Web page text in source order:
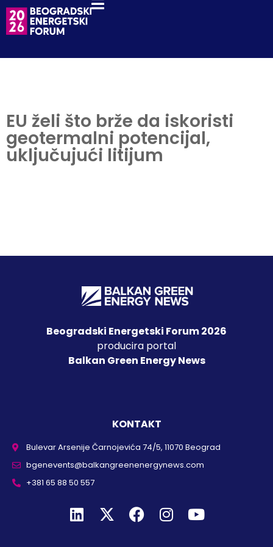
EU želi što brže da iskoristi
geotermalni potencijal,
uključujući litijum
Beogradski Energetski Forum 2026
producira portal
Balkan Green Energy News
KONTAKT
Bulevar Arsenije Čarnojevića 74/5, 11070 Beograd
bgenevents@balkangreenenergynews.com
+381 65 88 50 557